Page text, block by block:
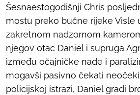
Šesnaestogodišnji Chris
mostu preko bučne rijeke Visle
zakretnom nadzornom
njegov otac Daniel i supruga
između očajničke nade i
mogavši pasivno čekati
policijskoj istrazi, Daniel gradi